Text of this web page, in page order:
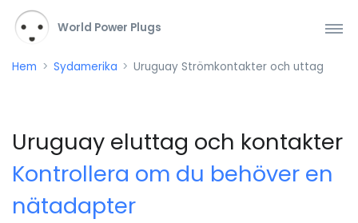
World Power Plugs
Hem Sydamerika Uruguay Strömkontakter och uttag
Uruguay eluttag och kontakter
Kontrollera om du behöver en
nätadapter